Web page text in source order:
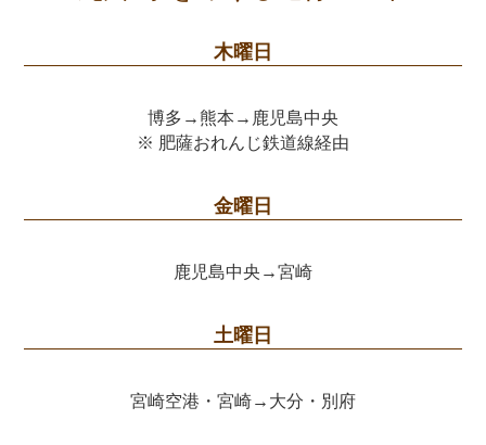
木曜日
博多→熊本→鹿児島中央
※ 肥薩おれんじ鉄道線経由
金曜日
鹿児島中央→宮崎
土曜日
宮崎空港・宮崎→大分・別府